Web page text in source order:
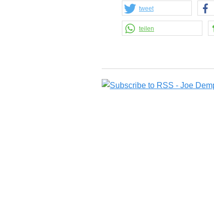
tweet
teilen